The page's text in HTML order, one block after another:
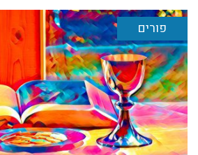
פורים